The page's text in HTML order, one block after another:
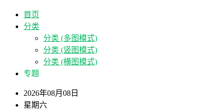
首页
分类
分类 (多图模式)
分类 (竖图模式)
分类 (横图模式)
专题
2026年08月08日
星期六